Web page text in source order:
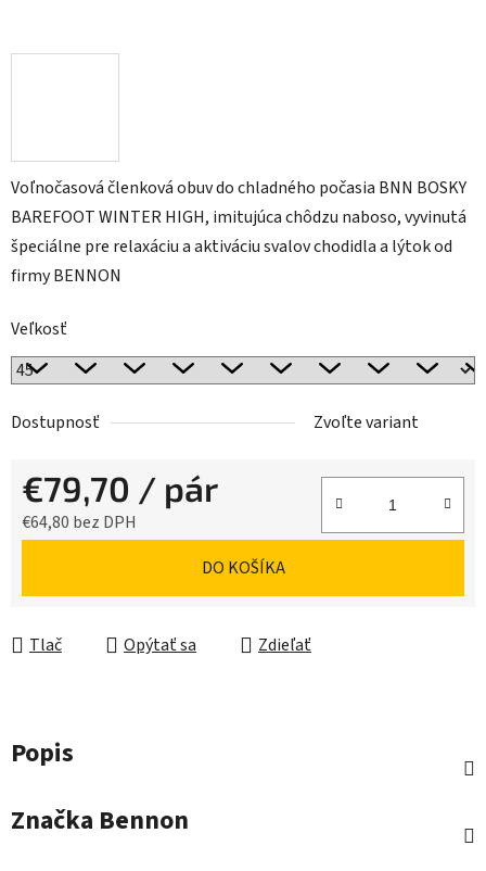
Voľnočasová členková obuv do chladného počasia BNN BOSKY
BAREFOOT WINTER HIGH, imitujúca chôdzu naboso, vyvinutá
špeciálne pre relaxáciu a aktiváciu svalov chodidla a lýtok od
firmy BENNON
Veľkosť
Dostupnosť Zvoľte variant
€79,70 / pár
€64,80 bez DPH
DO KOŠÍKA
Tlač Opýtať sa Zdieľať
Popis
Značka Bennon